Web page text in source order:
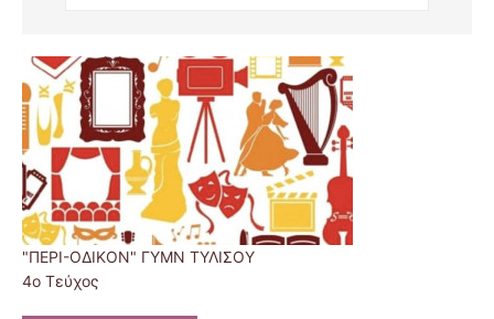
"ΠΕΡΙ-ΟΔΙΚΟΝ" ΓΥΜΝ ΤΥΛΙΣΟΥ
4ο Τεύχος